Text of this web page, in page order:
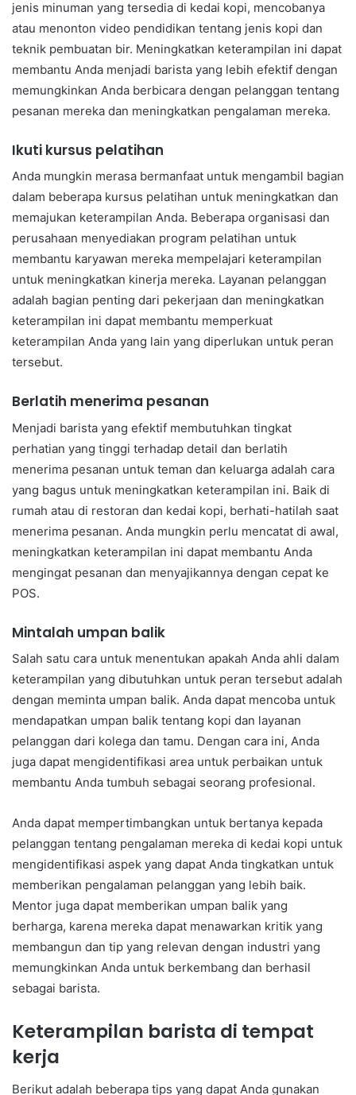
jenis minuman yang tersedia di kedai kopi, mencobanya
atau menonton video pendidikan tentang jenis kopi dan
teknik pembuatan bir. Meningkatkan keterampilan ini dapat
membantu Anda menjadi barista yang lebih efektif dengan
memungkinkan Anda berbicara dengan pelanggan tentang
pesanan mereka dan meningkatkan pengalaman mereka.
Ikuti kursus pelatihan
Anda mungkin merasa bermanfaat untuk mengambil bagian
dalam beberapa kursus pelatihan untuk meningkatkan dan
memajukan keterampilan Anda. Beberapa organisasi dan
perusahaan menyediakan program pelatihan untuk
membantu karyawan mereka mempelajari keterampilan
untuk meningkatkan kinerja mereka. Layanan pelanggan
adalah bagian penting dari pekerjaan dan meningkatkan
keterampilan ini dapat membantu memperkuat
keterampilan Anda yang lain yang diperlukan untuk peran
tersebut.
Berlatih menerima pesanan
Menjadi barista yang efektif membutuhkan tingkat
perhatian yang tinggi terhadap detail dan berlatih
menerima pesanan untuk teman dan keluarga adalah cara
yang bagus untuk meningkatkan keterampilan ini. Baik di
rumah atau di restoran dan kedai kopi, berhati-hatilah saat
menerima pesanan. Anda mungkin perlu mencatat di awal,
meningkatkan keterampilan ini dapat membantu Anda
mengingat pesanan dan menyajikannya dengan cepat ke
POS.
Mintalah umpan balik
Salah satu cara untuk menentukan apakah Anda ahli dalam
keterampilan yang dibutuhkan untuk peran tersebut adalah
dengan meminta umpan balik. Anda dapat mencoba untuk
mendapatkan umpan balik tentang kopi dan layanan
pelanggan dari kolega dan tamu. Dengan cara ini, Anda
juga dapat mengidentifikasi area untuk perbaikan untuk
membantu Anda tumbuh sebagai seorang profesional.
Anda dapat mempertimbangkan untuk bertanya kepada
pelanggan tentang pengalaman mereka di kedai kopi untuk
mengidentifikasi aspek yang dapat Anda tingkatkan untuk
memberikan pengalaman pelanggan yang lebih baik.
Mentor juga dapat memberikan umpan balik yang
berharga, karena mereka dapat menawarkan kritik yang
membangun dan tip yang relevan dengan industri yang
memungkinkan Anda untuk berkembang dan berhasil
sebagai barista.
Keterampilan barista di tempat
kerja
Berikut adalah beberapa tips yang dapat Anda gunakan